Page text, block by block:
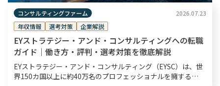
コンサルティングファーム
2026.07.23
年収情報
選考対策 企業解説
EYストラテジー・アンド・コンサルティングへの転職
ガイド｜働き方・評判・選考対策を徹底解説
EYストラテジー・アンド・コンサルティング（EYSC）は、世
界150カ国以上に約40万名のプロフェッショナルを擁する